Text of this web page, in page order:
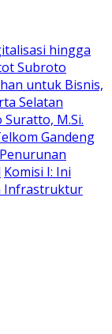
hingga
Subroto
untuk Bisnis,
Selatan
M.Si.
Gandeng
Komisi I: Ini
Infrastruktur